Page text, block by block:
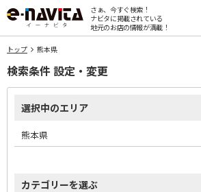
さぁ、今すぐ検索！
ナビタに掲載されている
地元のお店の情報が満載！
トップ 熊本県
検索条件 設定・変更
選択中のエリア
熊本県
カテゴリーを選ぶ